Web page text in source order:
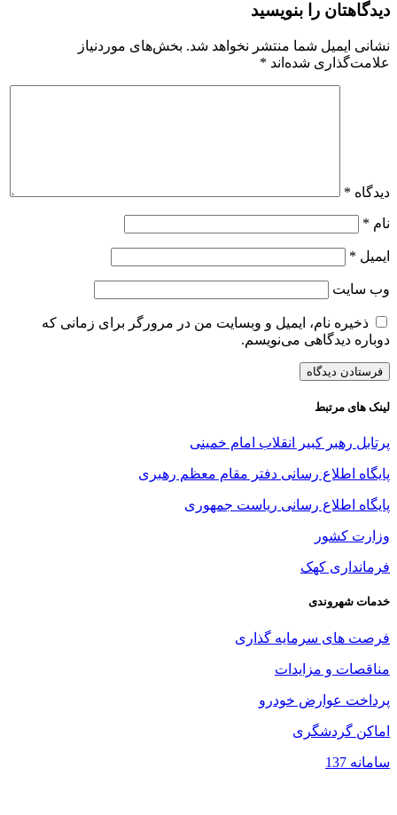
دیدگاهتان را بنویسید
نشانی ایمیل شما منتشر نخواهد شد. بخش‌های موردنیاز
علامت‌گذاری شده‌اند *
دیدگاه *
نام *
ایمیل *
وب‌ سایت
ذخیره نام، ایمیل و وبسایت من در مرورگر برای زمانی که
دوباره دیدگاهی می‌نویسم.
لینک های مرتبط
پرتابل رهبر کبیر انقلاب امام خمینی
پایگاه اطلاع رسانی دفتر مقام معظم رهبری
پایگاه اطلاع رسانی ریاست جمهوری
وزارت کشور
فرمانداری کهک
خدمات شهروندی
فرصت های سرمایه گذاری
مناقصات و مزایدات
پرداخت عوارض خودرو
اماکن گردشگری
سامانه 137